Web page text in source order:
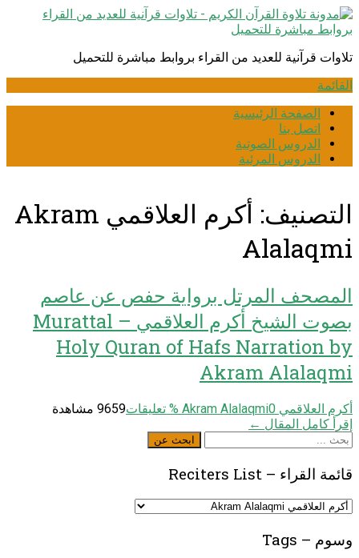
انتقل
إلى
تلاوات قرآنية للعديد من القراء بروابط مباشرة للتحميل
القائمة
الصفحة الرئيسية
اتصل بنا
الدروس الصوتية
الدروس المرئية
التصنيف:
أكرم العلاقمي Akram
Alalaqmi
المصحف المرتل برواية حفص عن عاصم
بصوت الشيخ أكرم العلاقمي – Murattal
Holy Quran of Hafs Narration by
Akram Alalaqmi
أكرم العلاقمي Akram Alalaqmi 0 % تعليقات9659 مشاهدة
إقرأ كامل المقال ←
ابحث
عن
ابحث عن
قائمة القراء – Reciters List
قائمة
Reciters
وسوم – Tags